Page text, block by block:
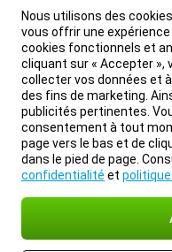
Nous utilisons des
vous offrir une
cookies fonctionnels et
cliquant sur « Accepter »,
collecter vos données et
des fins de marketing.
publicités pertinentes.
consentement à tout
page vers le bas et de
dans le pied de page.
confidentialité et